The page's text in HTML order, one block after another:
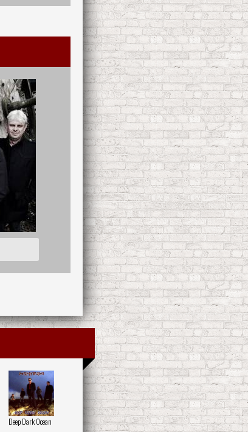
Deep Dark Ocean